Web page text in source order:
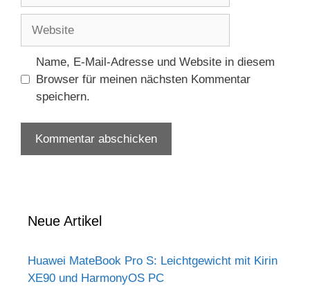
Adresse
Name, E-Mail-Adresse und Website in diesem
Browser für meinen nächsten Kommentar
speichern.
Neue Artikel
Huawei MateBook Pro S: Leichtgewicht mit Kirin
XE90 und HarmonyOS PC